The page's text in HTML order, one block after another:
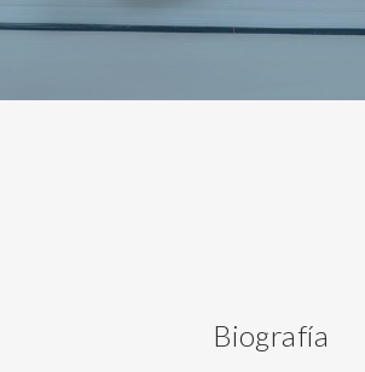
Biografía